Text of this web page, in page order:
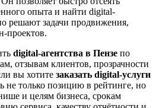
опыта и найти digital-
решают задачи продвижения,
проектов.
digital-агентства в Пензе по
отзывам клиентов, прозрачности
вы хотите заказать digital-услуги
не только позицию в рейтинге, но
и целям бизнеса, срокам